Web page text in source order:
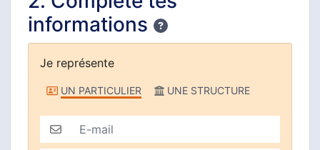
informations
Confidentialité
Je représente
Je représente
UN PARTICULIER UNE STRUCTURE
E-mail